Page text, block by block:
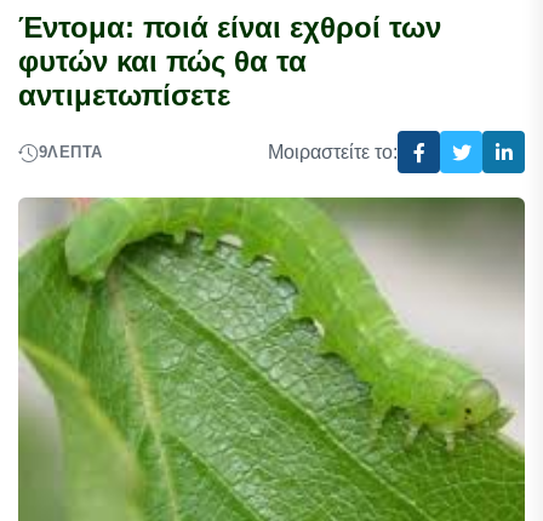
Έντομα: ποιά είναι εχθροί των
φυτών και πώς θα τα
αντιμετωπίσετε
9ΛΕΠΤΆ Μοιραστείτε το: